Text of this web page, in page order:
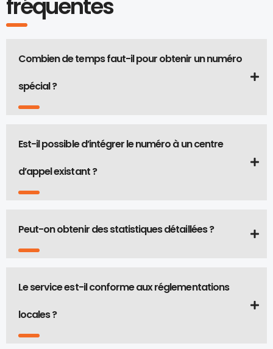
fréquentes
Combien de temps faut-il pour obtenir un numéro
spécial ?
Est-il possible d’intégrer le numéro à un centre
d’appel existant ?
Peut-on obtenir des statistiques détaillées ?
Le service est-il conforme aux réglementations
locales ?